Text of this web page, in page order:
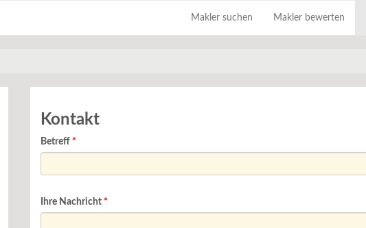
Makler suchen Makler bewerten
Kontakt
Betreff
Ihre Nachricht